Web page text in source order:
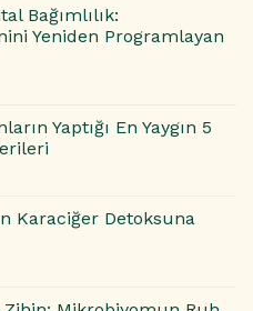
Bağımlılık:
Yeniden Programlayan
Yaptığı En Yaygın 5
Karaciğer Detoksuna